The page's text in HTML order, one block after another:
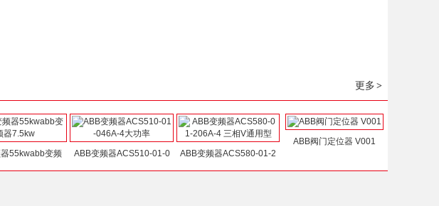
更多 >
55kwabb变频 ABB变频器ACS510-01-0 ABB变频器ACS580-01-2
ABB阀门定位器 V001